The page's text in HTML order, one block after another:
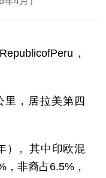
，
里，居拉美第四
）。其中印欧混
，非裔占6.5%，